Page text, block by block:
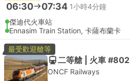
06:30 07:34 1小時4分鐘
傑迪代火車站
Ennasim Train Station, 卡薩布蘭卡
最受歡迎艙等
二等艙 | 火車 #802
ONCF Railways